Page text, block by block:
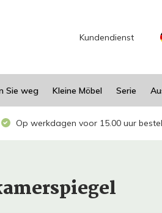
Kundendienst
Sie weg Kleine Möbel Serie
Op werkdagen voor 15.00 uur